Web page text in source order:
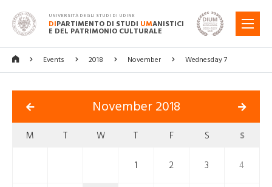
UNIVERSITÀ DEGLI STUDI DI UDINE
DIPARTIMENTO DI STUDI UMANISTICI
E DEL PATRIMONIO CULTURALE
MENU
Events 2018 November Wednesday 7
November 2018
M T W T F S S
1 2 3 4